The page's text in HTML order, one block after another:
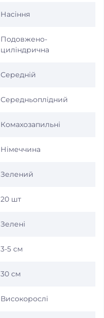
Насіння
Подовжено-
циліндрична
Середній
Середньоплідний
Комахозапильні
Німеччина
Зелений
20 шт
Зелені
3-5 см
30 см
Високорослі